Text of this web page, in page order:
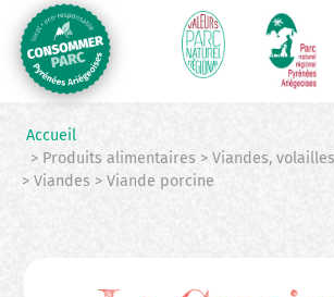
contenu
principal
Accueil
> Produits alimentaires > Viandes,
> Viandes > Viande porcine